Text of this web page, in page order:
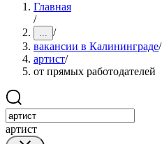
Главная
/
... /
вакансии в Калининграде/
артист/
от прямых работодателей
артист